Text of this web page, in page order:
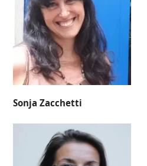
Sonja Zacchetti